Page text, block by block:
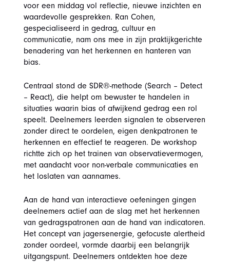
voor een middag vol reflectie, nieuwe inzichten en
waardevolle gesprekken. Ran Cohen,
gespecialiseerd in gedrag, cultuur en
communicatie, nam ons mee in zijn praktijkgerichte
benadering van het herkennen en hanteren van
bias.
Centraal stond de SDR®-methode (Search – Detect
– React), die helpt om bewuster te handelen in
situaties waarin bias of afwijkend gedrag een rol
speelt. Deelnemers leerden signalen te observeren
zonder direct te oordelen, eigen denkpatronen te
herkennen en effectief te reageren. De workshop
richtte zich op het trainen van observatievermogen,
met aandacht voor non-verbale communicaties en
het loslaten van aannames.
Aan de hand van interactieve oefeningen gingen
deelnemers actief aan de slag met het herkennen
van gedragspatronen aan de hand van indicatoren.
Het concept van jagersenergie, gefocuste alertheid
zonder oordeel, vormde daarbij een belangrijk
uitgangspunt. Deelnemers ontdekten hoe deze